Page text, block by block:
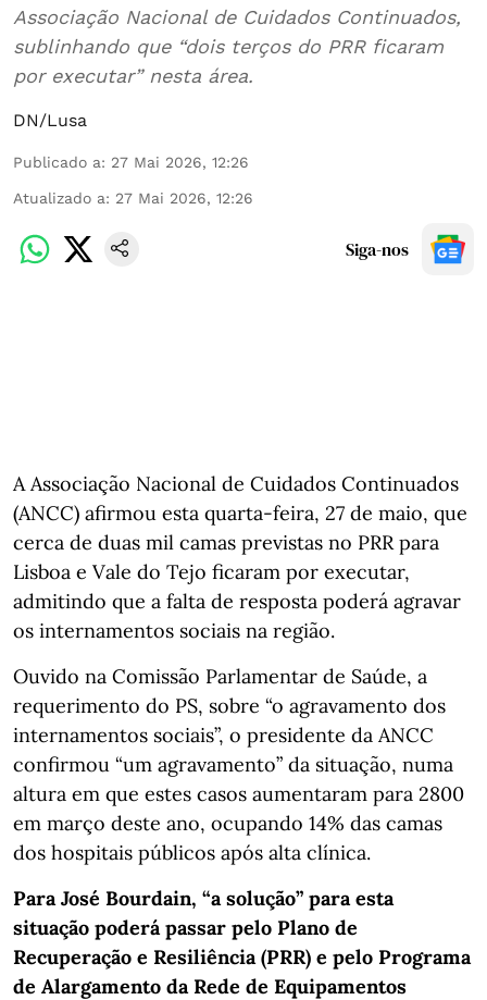
Associação Nacional de Cuidados Continuados,
sublinhando que “dois terços do PRR ficaram
por executar” nesta área.
DN/Lusa
Publicado a: 27 Mai 2026, 12:26
Atualizado a: 27 Mai 2026, 12:26
Siga-nos
A Associação Nacional de Cuidados Continuados
(ANCC) afirmou esta quarta-feira, 27 de maio, que
cerca de duas mil camas previstas no PRR para
Lisboa e Vale do Tejo ficaram por executar,
admitindo que a falta de resposta poderá agravar
os internamentos sociais na região.
Ouvido na Comissão Parlamentar de Saúde, a
requerimento do PS, sobre “o agravamento dos
internamentos sociais”, o presidente da ANCC
confirmou “um agravamento” da situação, numa
altura em que estes casos aumentaram para 2800
em março deste ano, ocupando 14% das camas
dos hospitais públicos após alta clínica.
Para José Bourdain, “a solução” para esta
situação poderá passar pelo Plano de
Recuperação e Resiliência (PRR) e pelo Programa
de Alargamento da Rede de Equipamentos